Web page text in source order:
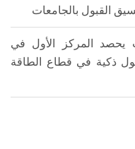
القبول بالجامعات
يحصد المركز الأول في
ذكية في قطاع الطاقة